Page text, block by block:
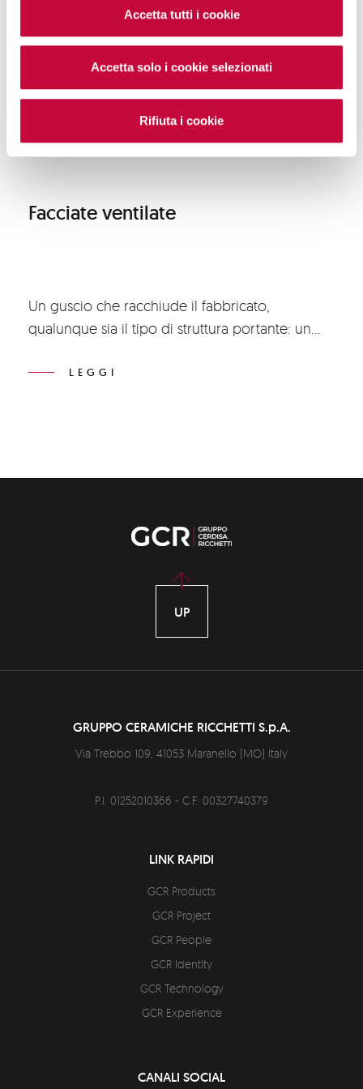
Accetta tutti i cookie
Accetta solo i cookie selezionati
Rifiuta i cookie
Facciate ventilate
Un guscio che racchiude il fabbricato,
qualunque sia il tipo di struttura portante: un
antico e duraturo, e le tecnologie cantieristiche
LEGGI
UP
GRUPPO CERAMICHE RICCHETTI S.p.A.
Via Trebbo 109, 41053 Maranello (MO) Italy
P.I. 01252010366 - C.F. 00327740379
LINK RAPIDI
GCR Products
GCR Project
GCR People
GCR Identity
GCR Technology
GCR Experience
CANALI SOCIAL